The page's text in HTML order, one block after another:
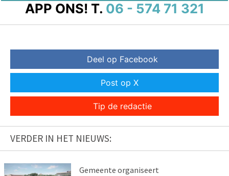
APP ONS! T. 06 - 574 71 321
Deel op Facebook
Post op X
Tip de redactie
VERDER IN HET NIEUWS:
Gemeente organiseert